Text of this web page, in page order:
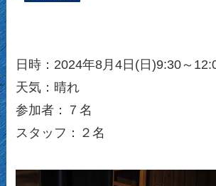
日時：2024年8月4日(日)9:30～
天気：晴れ
参加者：７名
スタッフ：２名